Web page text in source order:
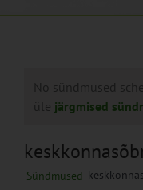
No sündmused
üle järgmised
Sündmused